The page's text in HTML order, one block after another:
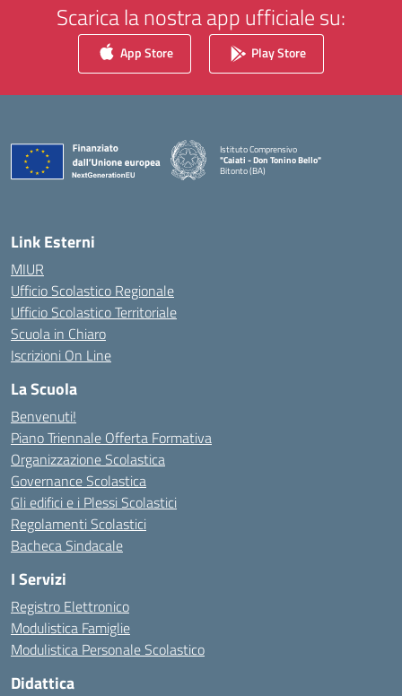
Scarica la nostra app ufficiale su:
App Store Play Store
Istituto Comprensivo
"Caiati - Don Tonino Bello"
Bitonto (BA)
Link Esterni
MIUR
Ufficio Scolastico Regionale
Ufficio Scolastico Territoriale
Scuola in Chiaro
Iscrizioni On Line
La Scuola
Benvenuti!
Piano Triennale Offerta Formativa
Organizzazione Scolastica
Governance Scolastica
Gli edifici e i Plessi Scolastici
Regolamenti Scolastici
Bacheca Sindacale
I Servizi
Registro Elettronico
Modulistica Famiglie
Modulistica Personale Scolastico
Didattica